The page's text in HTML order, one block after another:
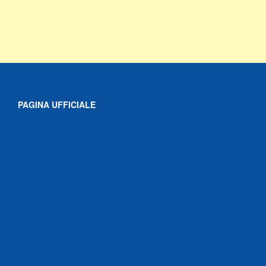
PAGINA UFFICIALE